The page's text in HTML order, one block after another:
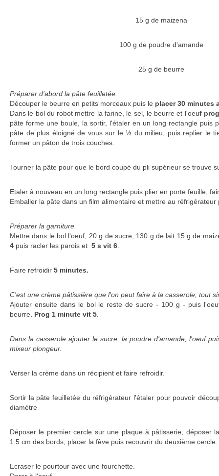
15 g de maizena
100 g de poudre d'amande
25 g de beurre
Préparer d'abord la pâte feuilletée.
Découper le beurre en petits morceaux puis le placer 30 minutes
Dans le bol du robot mettre la farine, le sel, le beurre et l'oeuf
pâte forme une boule, la sortir, l'étaler en un long rectangle
pâte de plus éloigné de vous sur le ⅓ du milieu, puis replier le
former un pâton de trois couches.
Tourner la pâte pour que le bord coupé du pli supérieur se trouve
Etaler à nouveau en un long rectangle puis plier en porte feuille,
Emballer la pâte dans un film alimentaire et mettre au
Préparer la garniture.
Mettre dans le bol l'oeuf, 20 g de sucre, 130 g de lait 15 g de
4 puis racler les parois et 5 s vit 6
Faire refroidir 5 minutes.
C'est une crème pâtissière que l'on peut faire à la casserole, tout
Ajouter ensuite dans le bol le reste de sucre - 100 g - puis
beurre. Prog 1 minute vit 5
Dans la casserole ajouter le sucre, la poudre d'amande, l'oeuf
mixeur plongeur.
Verser la crème dans un récipient et faire refroidir.
Sortir la pâte feuilletée du réfrigérateur l'étaler pour pouvoir
diamètre
Déposer le premier cercle sur une plaque à pâtisserie, déposer
1.5 cm des bords, placer la fève puis recouvrir du deuxième cercle.
Ecraser le pourtour avec une fourchette.